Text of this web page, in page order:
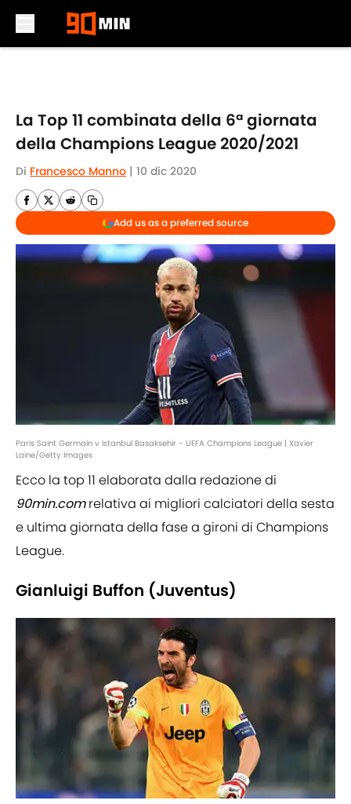
La Top 11 combinata della 6ª giornata
della Champions League 2020/2021
Di Francesco Manno | 10 dic 2020
Add us as a preferred source
Paris Saint Germain v Istanbul Basaksehir - UEFA Champions League | Xavier
Laine/Getty Images
Ecco la top 11 elaborata dalla redazione di
90min.comrelativa ai migliori calciatori della sesta
e ultima giornata della fase a gironi di Champions
League.
Gianluigi Buffon (Juventus)